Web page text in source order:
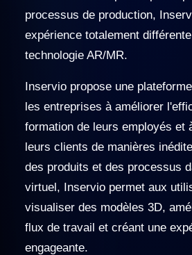
processus de production,
expérience totalement
technologie AR/MR.
Inservio propose une plateforme
les entreprises à améliorer
formation de leurs employés et
leurs clients de manières
des produits et des processus
virtuel, Inservio permet aux
visualiser des modèles 3D,
flux de travail et créant une
engageante.